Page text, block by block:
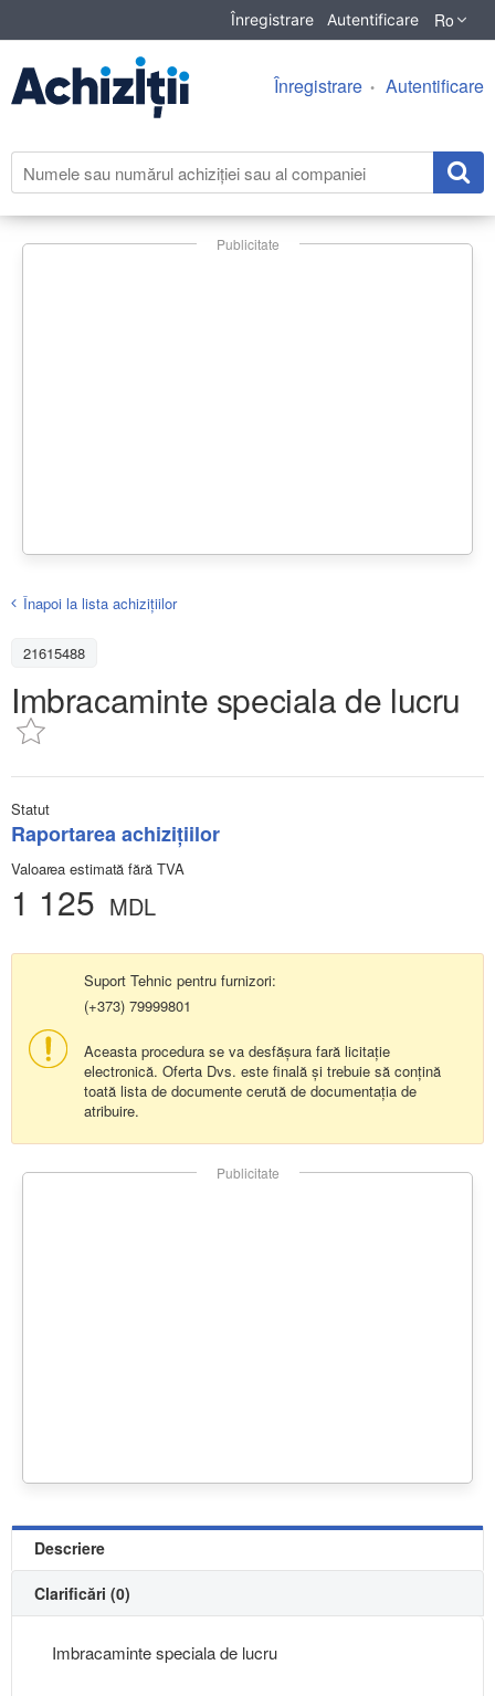
Înregistrare Autentificare Ro
Înregistrare Autentificare
Publicitate
Înapoi la lista achiziţiilor
21615488
Imbracaminte speciala de lucru
Statut
Raportarea achizițiilor
Valoarea estimată fără TVA
1 125 MDL
Suport Tehnic pentru furnizori:
(+373) 79999801
Aceasta procedura se va desfășura fară licitație
electronică. Oferta Dvs. este finală și trebuie să conțină
toată lista de documente cerută de documentația de
atribuire.
Publicitate
Descriere
Clarificări (0)
Imbracaminte speciala de lucru